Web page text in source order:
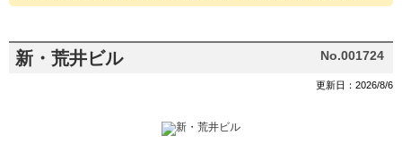
新・荒井ビル No.001724
更新日：2026/8/6